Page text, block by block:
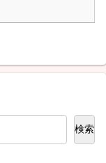
検索